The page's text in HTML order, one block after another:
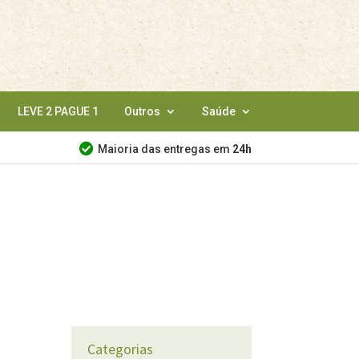
LEVE 2 PAGUE 1 Outros Saúde
Maioria das entregas em 24h
Categorias